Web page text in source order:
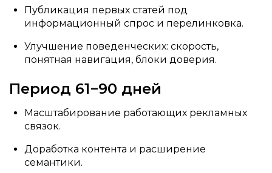
Публикация первых статей под
информационный спрос и перелинковка.
Улучшение поведенческих: скорость,
понятная навигация, блоки доверия.
Период 61−90 дней
Масштабирование работающих рекламных
связок.
Доработка контента и расширение
семантики.